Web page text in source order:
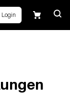
Login